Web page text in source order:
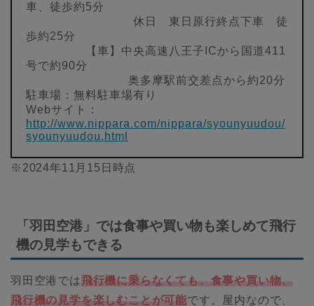
車、徒歩約5分
休日 東日原行終点下車 徒
歩約25分
【車】中央高速八王子ICから国道411
号で約90分
奥多摩駅前交差点から約20分
駐車場：無料駐車場有り
Webサイト：
http://www.nippara.com/nippara/syounyuudou/
syounyuudou.html
※2024年11月15日時点
「羽田空港」では食事や買い物も楽しめて飛行
機の見学もできる
羽田空港では飛行機に乗らなくても、食事や買い物、
飛行機の見学を楽しむことが可能です。屋内なので、